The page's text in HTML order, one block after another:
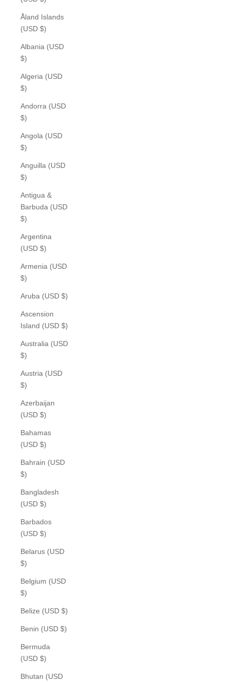
Åland Islands
(USD $)
Albania (USD
$)
Algeria (USD
$)
Andorra (USD
$)
Angola (USD
$)
Anguilla (USD
$)
Antigua &
Barbuda (USD
$)
Argentina
(USD $)
Armenia (USD
$)
Aruba (USD $)
Ascension
Island (USD $)
Australia (USD
$)
Austria (USD
$)
Azerbaijan
(USD $)
Bahamas
(USD $)
Bahrain (USD
$)
Bangladesh
(USD $)
Barbados
(USD $)
Belarus (USD
$)
Belgium (USD
$)
Belize (USD $)
Benin (USD $)
Bermuda
(USD $)
Bhutan (USD